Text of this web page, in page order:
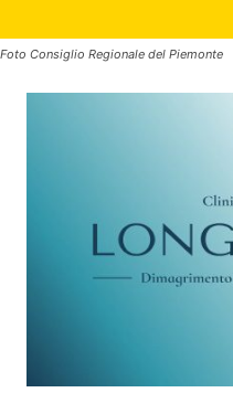
Foto Consiglio Regionale del Piemonte